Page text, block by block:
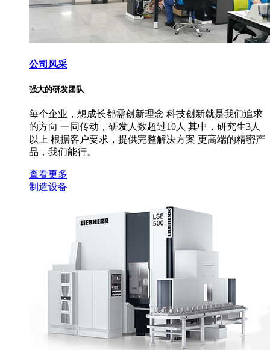
公司风采
强大的研发团队
每个企业，想成长都需创新理念 科技创新就是我们追求
的方向 一同传动，研发人数超过10人 其中，研究生3人
以上 根据客户要求，提供完整解决方案 更高端的精密产
品，我们能行。
查看更多
制造设备